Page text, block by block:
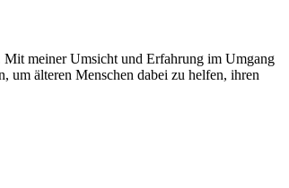
Mit meiner Umsicht und Erfahrung im Umgang
um älteren Menschen dabei zu helfen, ihren